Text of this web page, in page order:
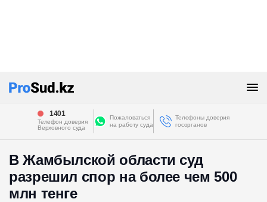
1401
Телефон доверия
Верховного суда
Пожаловаться
на работу суда
Телефоны доверия
госорганов
В Жамбылской области суд
разрешил спор на более чем 500
млн тенге